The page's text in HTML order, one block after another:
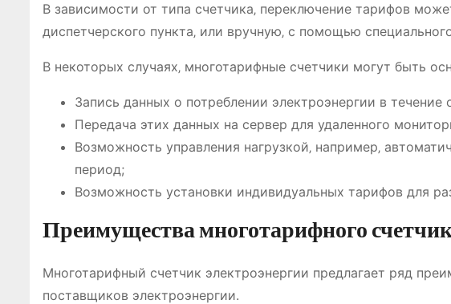
В зависимости от типа счетчика‚ переключение тарифов
диспетчерского пункта‚ или вручную‚ с помощью
В некоторых случаях‚ многотарифные счетчики могут быть
Запись данных о потреблении электроэнергии в
Передача этих данных на сервер для удаленного
Возможность управления нагрузкой‚ например‚
период;
Возможность установки индивидуальных тарифов для
Преимущества многотарифного
Многотарифный счетчик электроэнергии предлагает ряд
поставщиков электроэнергии.